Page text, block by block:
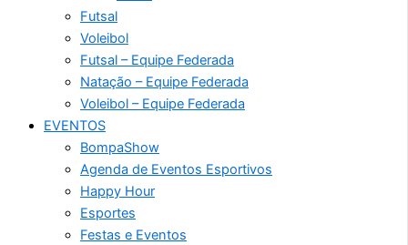
Futsal
Voleibol
Futsal – Equipe Federada
Natação – Equipe Federada
Voleibol – Equipe Federada
EVENTOS
BompaShow
Agenda de Eventos Esportivos
Happy Hour
Esportes
Festas e Eventos